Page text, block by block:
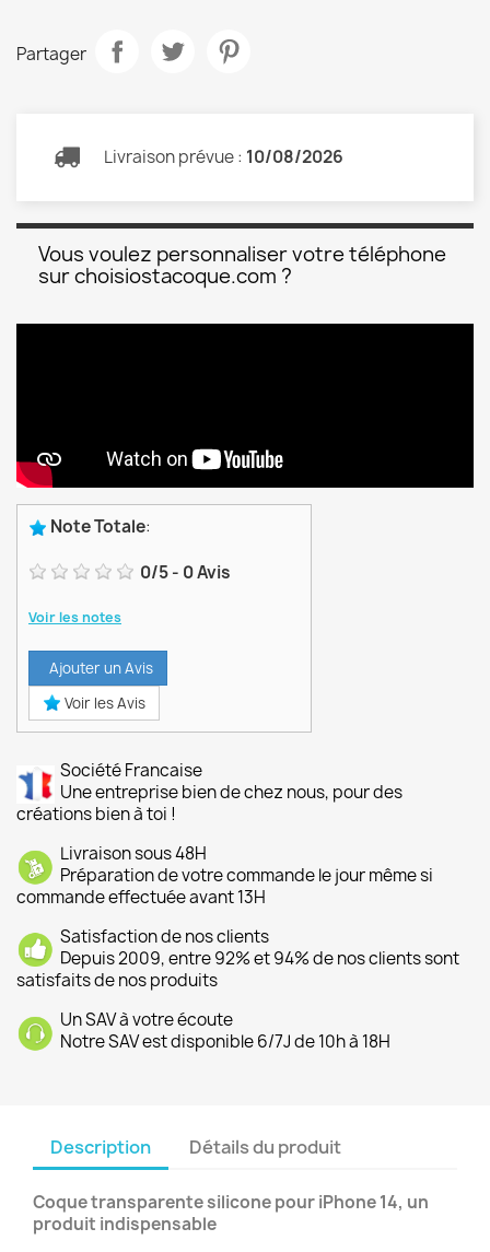
Partager
Livraison prévue : 10/08/2026
Vous voulez personnaliser votre téléphone
sur choisiostacoque.com ?
Note Totale:
0/5- 0Avis
Voir les notes
Ajouter un Avis
Voir les Avis
Société Francaise
Une entreprise bien de chez nous, pour des
créations bien à toi !
Livraison sous 48H
Préparation de votre commande le jour même si
commande effectuée avant 13H
Satisfaction de nos clients
Depuis 2009, entre 92% et 94% de nos clients sont
satisfaits de nos produits
Un SAV à votre écoute
Notre SAV est disponible 6/7J de 10h à 18H
Description Détails du produit
Coque transparente silicone pour iPhone 14, un
produit indispensable